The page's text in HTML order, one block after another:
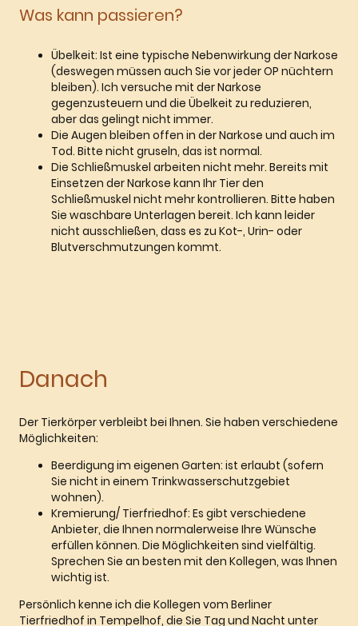
Was kann passieren?
Übelkeit: Ist eine typische Nebenwirkung der Narkose
(deswegen müssen auch Sie vor jeder OP nüchtern
bleiben). Ich versuche mit der Narkose
gegenzusteuern und die Übelkeit zu reduzieren,
aber das gelingt nicht immer.
Die Augen bleiben offen in der Narkose und auch im
Tod. Bitte nicht gruseln, das ist normal.
Die Schließmuskel arbeiten nicht mehr. Bereits mit
Einsetzen der Narkose kann Ihr Tier den
Schließmuskel nicht mehr kontrollieren. Bitte haben
Sie waschbare Unterlagen bereit. Ich kann leider
nicht ausschließen, dass es zu Kot-, Urin- oder
Blutverschmutzungen kommt.
Danach
Der Tierkörper verbleibt bei Ihnen. Sie haben verschiedene
Möglichkeiten:
Beerdigung im eigenen Garten: ist erlaubt (sofern
Sie nicht in einem Trinkwasserschutzgebiet
wohnen).
Kremierung/ Tierfriedhof: Es gibt verschiedene
Anbieter, die Ihnen normalerweise Ihre Wünsche
erfüllen können. Die Möglichkeiten sind vielfältig.
Sprechen Sie an besten mit den Kollegen, was Ihnen
wichtig ist.
Persönlich kenne ich die Kollegen vom Berliner
Tierfriedhof in Tempelhof, die Sie Tag und Nacht unter